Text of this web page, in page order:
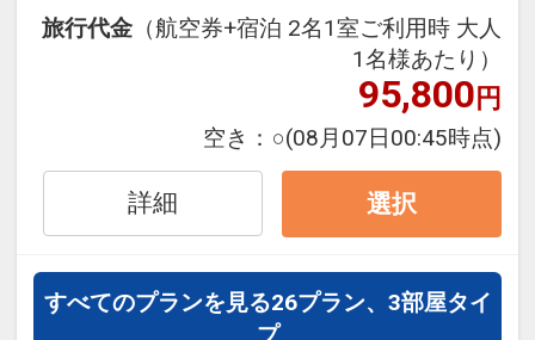
にも最適！
旅行期間中の1泊だけの宿泊や延
泊・飛び泊なども自由自在です。
フライトは、安心のJAL（または
JALグループ）確約！フライトマイ
ル50%貯まります。
オプションでレンタカーや現地交
通・体験プランなどの追加（同時予
約）が可能なプランもございます。
旅行代金 （航空券+宿泊 2名1室ご利用時 大人
1名様あたり）
95,800円
空き： ○(08月07日00:45時点)
詳細 選択
すべてのプランを見る26プラン、3部屋タイ